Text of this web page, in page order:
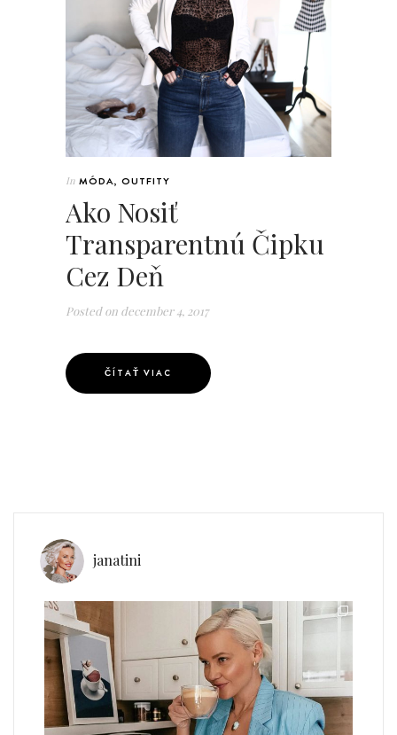
In MÓDA, OUTFITY
Ako Nosiť
Transparentnú Čipku
Cez Deň
Posted on december 4, 2017
ČÍTAŤ VIAC
janatini